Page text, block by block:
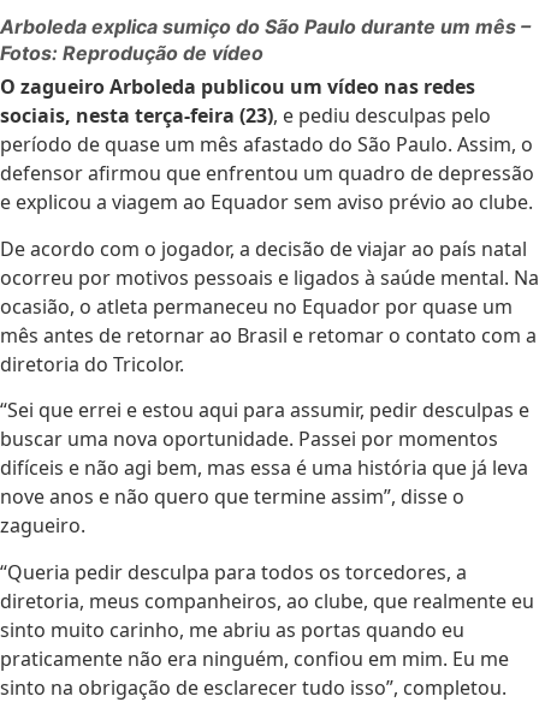
Arboleda explica sumiço do São Paulo durante um mês –
Fotos: Reprodução de vídeo
O zagueiro Arboleda publicou um vídeo nas redes
sociais, nesta terça-feira (23), e pediu desculpas pelo
período de quase um mês afastado do São Paulo. Assim, o
defensor afirmou que enfrentou um quadro de depressão
e explicou a viagem ao Equador sem aviso prévio ao clube.
De acordo com o jogador, a decisão de viajar ao país natal
ocorreu por motivos pessoais e ligados à saúde mental. Na
ocasião, o atleta permaneceu no Equador por quase um
mês antes de retornar ao Brasil e retomar o contato com a
diretoria do Tricolor.
“Sei que errei e estou aqui para assumir, pedir desculpas e
buscar uma nova oportunidade. Passei por momentos
difíceis e não agi bem, mas essa é uma história que já leva
nove anos e não quero que termine assim”, disse o
zagueiro.
“Queria pedir desculpa para todos os torcedores, a
diretoria, meus companheiros, ao clube, que realmente eu
sinto muito carinho, me abriu as portas quando eu
praticamente não era ninguém, confiou em mim. Eu me
sinto na obrigação de esclarecer tudo isso”, completou.